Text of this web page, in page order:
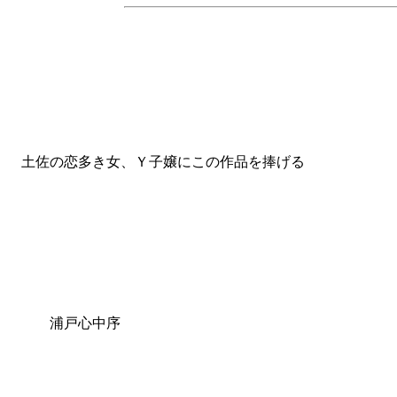
土佐の恋多き女、Ｙ子嬢にこの作品を捧げる
浦戸心中序